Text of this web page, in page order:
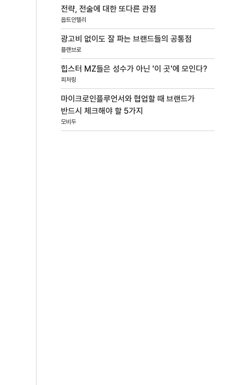
전략, 전술에 대한 또다른 관점
옵트인텔리
광고비 없이도 잘 파는 브랜드들의 공통점
플랜브로
힙스터 MZ들은 성수가 아닌 '이 곳'에 모인다?
피처링
마이크로인플루언서와 협업할 때 브랜드가
반드시 체크해야 할 5가지
모비두